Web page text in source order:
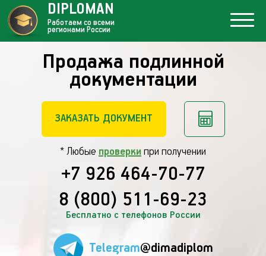
Продажа подлинной
документации
ЗАКАЗАТЬ ДОКУМЕНТ
* Любые проверки при получении
+7 926 464-70-77
8 (800) 511-69-23
Бесплатно с телефонов России
Telegram@dimadiplom
DIPLOMAN
Работаем со всеми
регионами России